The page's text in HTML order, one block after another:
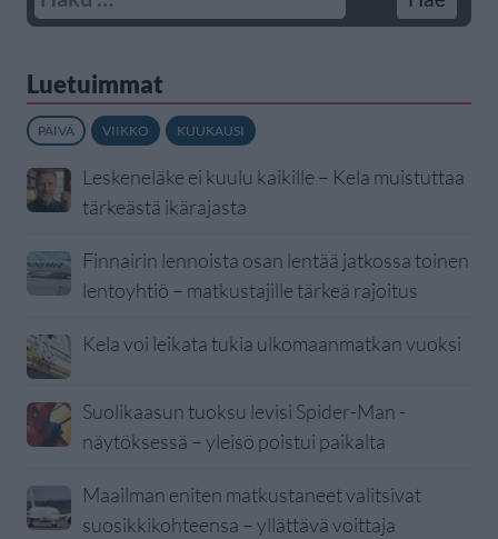
Luetuimmat
PÄIVÄ VIIKKO KUUKAUSI
Leskeneläke ei kuulu kaikille – Kela muistuttaa
tärkeästä ikärajasta
Finnairin lennoista osan lentää jatkossa toinen
lentoyhtiö – matkustajille tärkeä rajoitus
Kela voi leikata tukia ulkomaanmatkan vuoksi
Suolikaasun tuoksu levisi Spider-Man -
näytöksessä – yleisö poistui paikalta
Maailman eniten matkustaneet valitsivat
suosikkikohteensa – yllättävä voittaja